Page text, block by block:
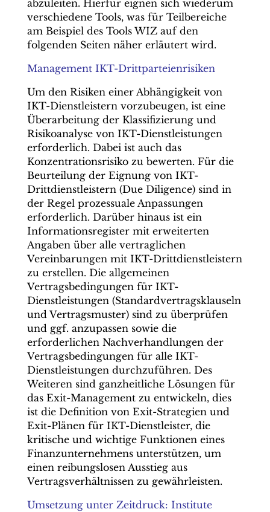
abzuleiten. Hierfür eignen sich wiederum
verschiedene Tools, was für Teilbereiche
am Beispiel des Tools WIZ auf den
folgenden Seiten näher erläutert wird.
Management IKT-Drittparteienrisiken
Um den Risiken einer Abhängigkeit von
IKT-Dienstleistern vorzubeugen, ist eine
Überarbeitung der Klassifizierung und
Risikoanalyse von IKT-Dienstleistungen
erforderlich. Dabei ist auch das
Konzentrationsrisiko zu bewerten. Für die
Beurteilung der Eignung von IKT-
Drittdienstleistern (Due Diligence) sind in
der Regel prozessuale Anpassungen
erforderlich. Darüber hinaus ist ein
Informationsregister mit erweiterten
Angaben über alle vertraglichen
Vereinbarungen mit IKT-Drittdienstleistern
zu erstellen. Die allgemeinen
Vertragsbedingungen für IKT-
Dienstleistungen (Standardvertragsklauseln
und Vertragsmuster) sind zu überprüfen
und ggf. anzupassen sowie die
erforderlichen Nachverhandlungen der
Vertragsbedingungen für alle IKT-
Dienstleistungen durchzuführen. Des
Weiteren sind ganzheitliche Lösungen für
das Exit-Management zu entwickeln, dies
ist die Definition von Exit-Strategien und
Exit-Plänen für IKT-Dienstleister, die
kritische und wichtige Funktionen eines
Finanzunternehmens unterstützen, um
einen reibungslosen Ausstieg aus
Vertragsverhältnissen zu gewährleisten.
Umsetzung unter Zeitdruck: Institute